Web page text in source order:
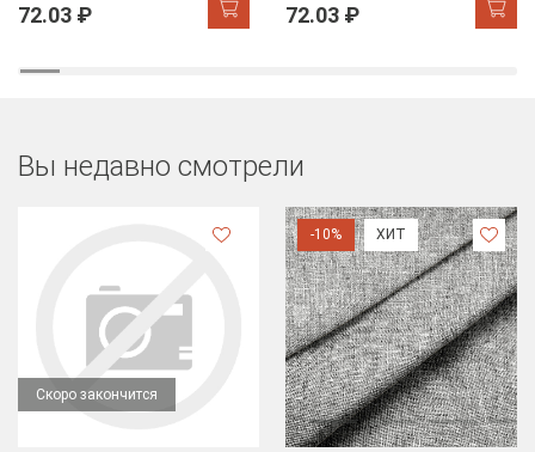
72.03 ₽ 72.03 ₽
Вы недавно смотрели
Скоро закончится
-10% ХИТ